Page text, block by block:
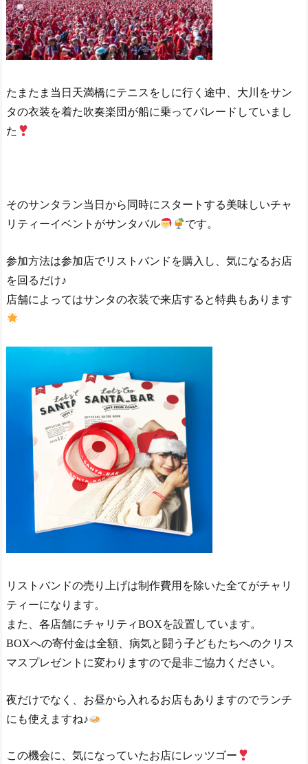
たまたま当日天満橋にテニスをしに行く途中、大川をサン
タの衣装を着た吹奏楽団が船に乗ってパレードしていまし
た
そのサンタラン当日から同時にスタートする美味しいチャ
リティーイベントがサンタバル
です。
参加方法は参加店でリストバンドを購入し、気になるお店
を回るだけ♪
店舗によってはサンタの衣装で来店すると特典もあります
リストバンドの売り上げは制作費用を除いた全てがチャリ
ティーになります。
また、各店舗にチャリティBOXを設置しています。
BOXへの寄付金は全額、病気と闘う子どもたちへのクリス
マスプレゼントに変わりますので是非ご協力ください。
夜だけでなく、お昼から入れるお店もありますのでランチ
にも使えますね♪
この機会に、気になっていたお店にレッツゴー